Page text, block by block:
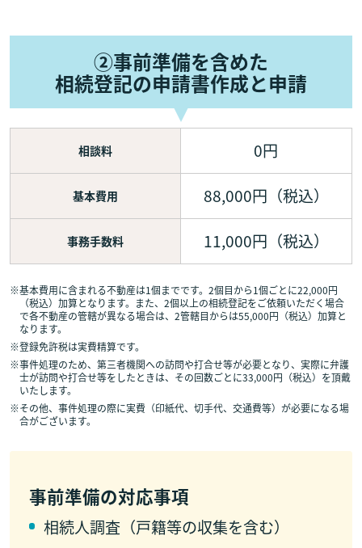
②事前準備を含めた
相続登記の申請書作成と申請
相談料 0円
基本費用 88,000円（税込）
事務手数料 11,000円（税込）
※基本費用に含まれる不動産は1個までです。2個目から1個ごとに22,000円
（税込）加算となります。また、2個以上の相続登記をご依頼いただく場合
で各不動産の管轄が異なる場合は、2管轄目からは55,000円（税込）加算と
なります。
※登録免許税は実費精算です。
※事件処理のため、第三者機関への訪問や打合せ等が必要となり、実際に弁護
士が訪問や打合せ等をしたときは、その回数ごとに33,000円（税込）を頂戴
いたします。
※その他、事件処理の際に実費（印紙代、切手代、交通費等）が必要になる場
合がございます。
事前準備の対応事項
相続人調査（戸籍等の収集を含む）